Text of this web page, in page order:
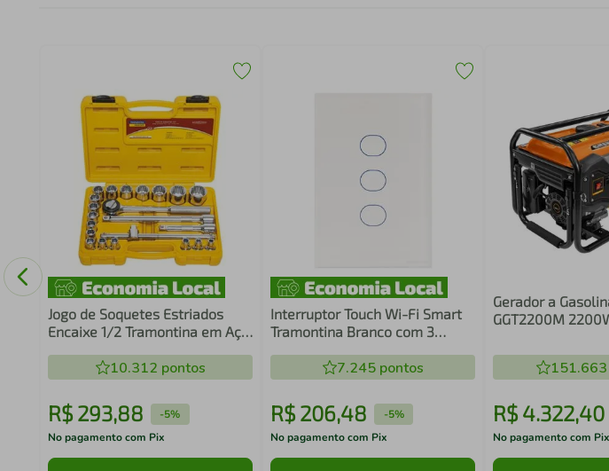
Jogo de Soquetes Estriados
Encaixe 1/2 Tramontina em Aço
10.312 pontos
R$ 293,88 -5%
No pagamento com Pix
Interruptor Touch Wi-Fi Smart
Tramontina Branco com 3
7.245pontos
R$ 206,48 -5%
No pagamento com Pix
Gerador a
GGT2200M
151.663
R$4.322,40
No pagamento com Pix